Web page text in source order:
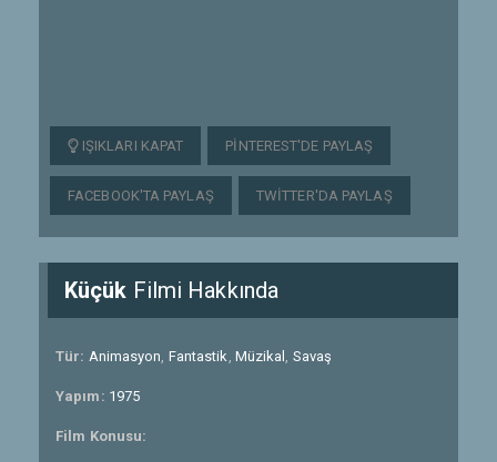
IŞIKLARI KAPAT PINTEREST'DE PAYLAŞ
FACEBOOK'TA PAYLAŞ TWITTER'DA PAYLAŞ
Küçük Filmi Hakkında
Tür: Animasyon, Fantastik, Müzikal , Savaş
Yapım: 1975
Film Konusu: